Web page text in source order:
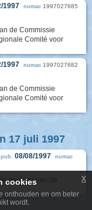
1997 numac 1997027685
de Commissie
Comité voor
1997 numac 1997027682
de Commissie
Comité voor
17 juli 1997
pub. 08/08/1997 numac
werking van de
cookies
onthouden en om beter
wordt.
x